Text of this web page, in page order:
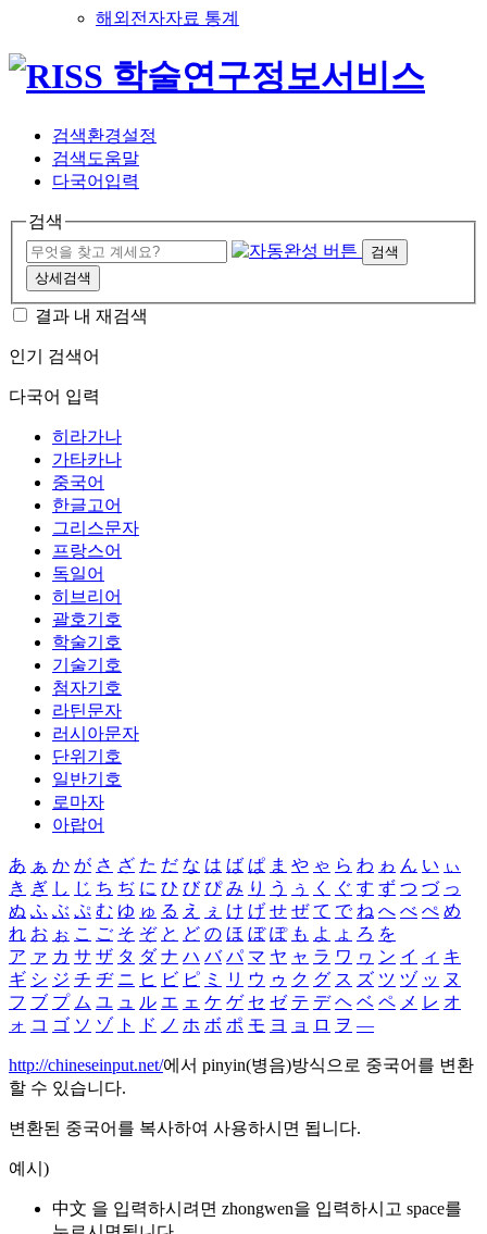
해외전자자료 통계
검색환경설정
검색도움말
다국어입력
검색
검색
상세검색
결과 내 재검색
인기 검색어
다국어 입력
히라가나
가타카나
중국어
한글고어
그리스문자
프랑스어
독일어
히브리어
괄호기호
학술기호
기술기호
첨자기호
라틴문자
러시아문자
단위기호
일반기호
로마자
아랍어
あ ぁ か が さ ざ た だ な は ば ぱ ま や ゃ ら わ ゎ ん い ぃ
き ぎ し じ ち ぢ に ひ び ぴ み り う ぅ く ぐ す ず つ づ っ
ぬ ふ ぶ ぷ む ゆ ゅ る え ぇ け げ せ ぜ て で ね へ べ ぺ め
れ お ぉ こ ご そ ぞ と ど の ほ ぼ ぽ も よ ょ ろ を
ア ァ カ サ ザ タ ダ ナ ハ バ パ マ ヤ ャ ラ ワ ヮ ン イ ィ キ
ギ シ ジ チ ヂ ニ ヒ ビ ピ ミ リ ウ ゥ ク グ ス ズ ツ ヅ ッ ヌ
フ ブ プ ム ユ ュ ル エ ェ ケ ゲ セ ゼ テ デ ヘ ベ ペ メ レ オ
ォ コ ゴ ソ ゾ ト ド ノ ホ ボ ポ モ ヨ ョ ロ ヲ ―
http://chineseinput.net/에서 pinyin(병음)방식으로 중국어를 변환
할 수 있습니다.
변환된 중국어를 복사하여 사용하시면 됩니다.
예시)
中文 을 입력하시려면 zhongwen을 입력하시고 space를